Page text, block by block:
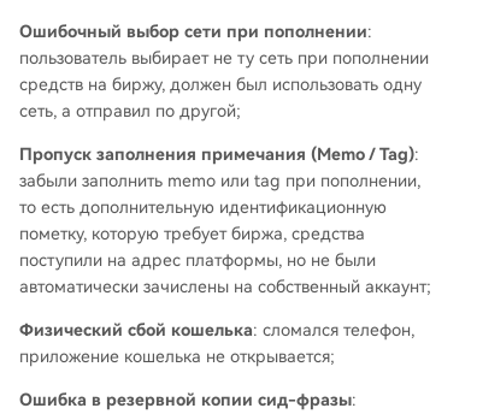
лизе проблем, подчёркивая важность не усугу
бить ситуацию.
Ошибочный выбор сети при пополнении:
пользователь выбирает не ту сеть при пополнении
средств на биржу, должен был использовать одну
сеть, а отправил по другой;
Пропуск заполнения примечания (Memo / Tag):
забыли заполнить memo или tag при пополнении,
то есть дополнительную идентификационную
пометку, которую требует биржа, средства
поступили на адрес платформы, но не были
автоматически зачислены на собственный аккаунт;
Физический сбой кошелька: сломался телефон,
приложение кошелька не открывается;
Ошибка в резервной копии сид-фразы: